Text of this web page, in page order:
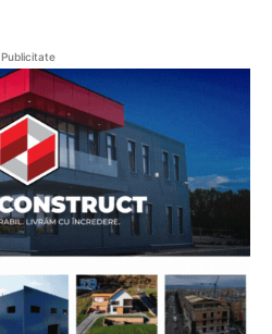
Publicitate